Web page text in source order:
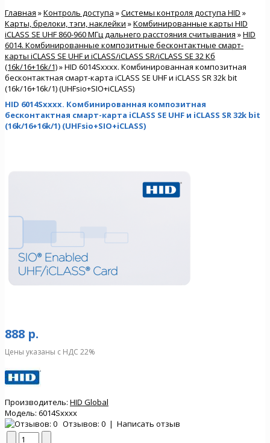
Главная »Контроль доступа »Системы контроля доступа HID »
Карты, брелоки, тэги, наклейки »Комбинированные карты HID
iCLASS SE UHF 860-960 МГц дальнего расстояния считывания »HID
6014. Комбинированные композитные бесконтактные смарт-
карты iCLASS SE UHF и iCLASS/iCLASS SR/iCLASS SE 32 Кб
(16k/16+16k/1)» HID 6014Sxxxx. Комбинированная композитная
бесконтактная смарт-карта iCLASS SE UHF и iCLASS SR 32k bit
(16k/16+16k/1) (UHFsio+SIO+iCLASS)
HID 6014Sxxxx. Комбинированная композитная
бесконтактная смарт-карта iCLASS SE UHF и iCLASS SR 32k bit
(16k/16+16k/1) (UHFsio+SIO+iCLASS)
888 р.
Цены указаны с НДС 22%
Производитель: HID Global
Модель: 6014Sxxxx
Отзывов: 0 | Написать отзыв